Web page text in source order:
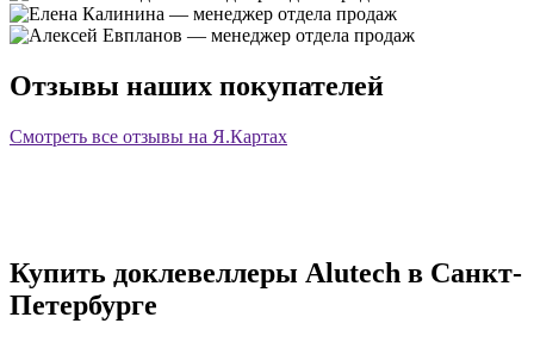
Отзывы наших покупателей
Смотреть все отзывы на Я.Картах
Купить доклевеллеры Alutech в Санкт-
Петербурге